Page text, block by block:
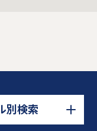
別検索